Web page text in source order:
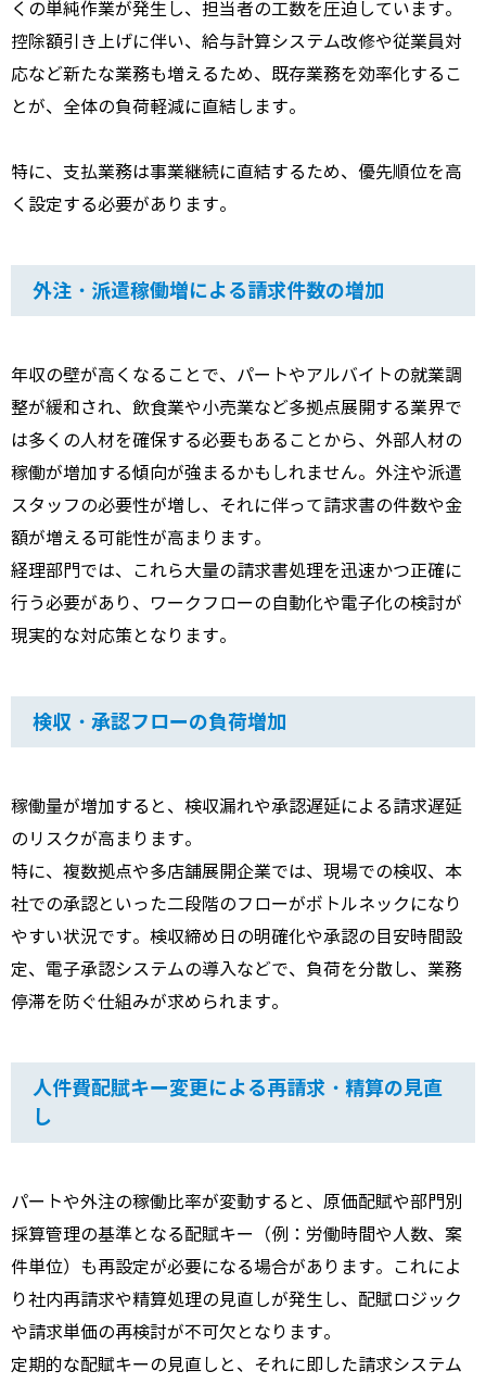
くの単純作業が発生し、担当者の工数を圧迫しています。
控除額引き上げに伴い、給与計算システム改修や従業員対
応など新たな業務も増えるため、既存業務を効率化するこ
とが、全体の負荷軽減に直結します。
特に、支払業務は事業継続に直結するため、優先順位を高
く設定する必要があります。
外注・派遣稼働増による請求件数の増加
年収の壁が高くなることで、パートやアルバイトの就業調
整が緩和され、飲食業や小売業など多拠点展開する業界で
は多くの人材を確保する必要もあることから、外部人材の
稼働が増加する傾向が強まるかもしれません。外注や派遣
スタッフの必要性が増し、それに伴って請求書の件数や金
額が増える可能性が高まります。
経理部門では、これら大量の請求書処理を迅速かつ正確に
行う必要があり、ワークフローの自動化や電子化の検討が
現実的な対応策となります。
検収・承認フローの負荷増加
稼働量が増加すると、検収漏れや承認遅延による請求遅延
のリスクが高まります。
特に、複数拠点や多店舗展開企業では、現場での検収、本
社での承認といった二段階のフローがボトルネックになり
やすい状況です。検収締め日の明確化や承認の目安時間設
定、電子承認システムの導入などで、負荷を分散し、業務
停滞を防ぐ仕組みが求められます。
人件費配賦キー変更による再請求・精算の見直
し
パートや外注の稼働比率が変動すると、原価配賦や部門別
採算管理の基準となる配賦キー（例：労働時間や人数、案
件単位）も再設定が必要になる場合があります。これによ
り社内再請求や精算処理の見直しが発生し、配賦ロジック
や請求単価の再検討が不可欠となります。
定期的な配賦キーの見直しと、それに即した請求システム